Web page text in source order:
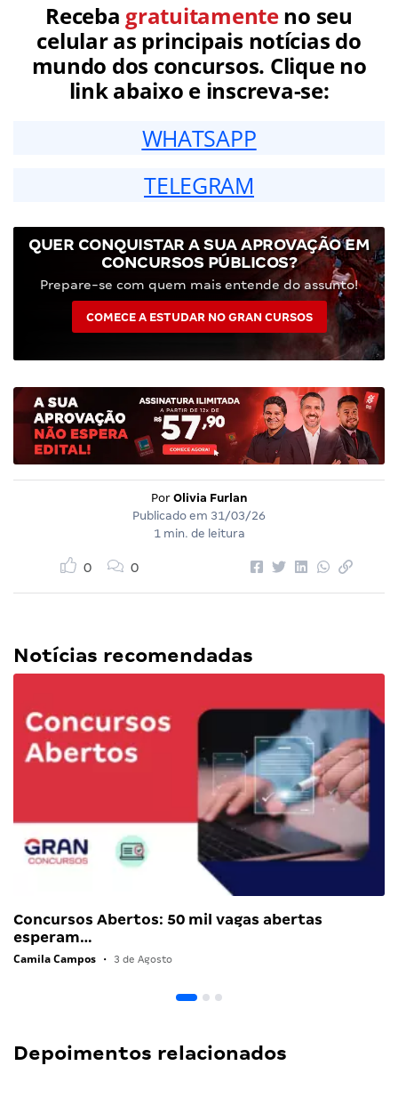
Receba gratuitamenteno seu
celular as principais notícias do
mundo dos concursos. Clique no
link abaixo e inscreva-se:
WHATSAPP
TELEGRAM
QUER CONQUISTAR A SUA APROVAÇÃO EM
CONCURSOS PÚBLICOS?
Prepare-se com quem mais entende do assunto!
COMECE A ESTUDAR NO GRAN CURSOS
Por Olivia Furlan
Publicado em 31/03/26
1 min. de leitura
0 0
Notícias recomendadas
Concursos Abertos: 50 mil vagas abertas
esperam…
Camila Campos • 3 de Agosto
Depoimentos relacionados